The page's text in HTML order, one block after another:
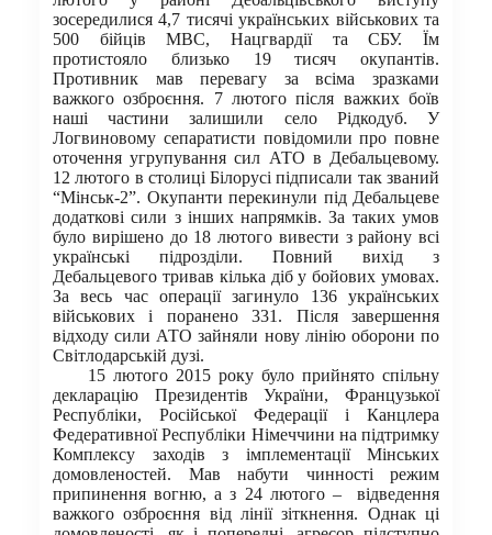
зосередилися 4,7 тисячі українських військових та
500 бійців МВС, Нацгвардії та СБУ. Їм
протистояло близько 19 тисяч окупантів.
Противник мав перевагу за всіма зразками
важкого озброєння. 7 лютого після важких боїв
наші частини залишили село Рідкодуб. У
Логвиновому сепаратисти повідомили про повне
оточення угрупування сил АТО в Дебальцевому.
12 лютого в столиці Білорусі підписали так званий
“Мінськ-2”. Окупанти перекинули під Дебальцеве
додаткові сили з інших напрямків. За таких умов
було вирішено до 18 лютого вивести з району всі
українські підрозділи. Повний вихід з
Дебальцевого тривав кілька діб у бойових умовах.
За весь час операції загинуло 136 українських
військових і поранено 331. Після завершення
відходу сили АТО зайняли нову лінію оборони по
Світлодарській дузі.
15 лютого 2015 року було прийнято спільну
декларацію Президентів України, Французької
Республіки, Російської Федерації і Канцлера
Федеративної Республіки Німеччини на підтримку
Комплексу заходів з імплементації Мінських
домовленостей. Мав набути чинності режим
припинення вогню, а з 24 лютого – відведення
важкого озброєння від лінії зіткнення. Однак ці